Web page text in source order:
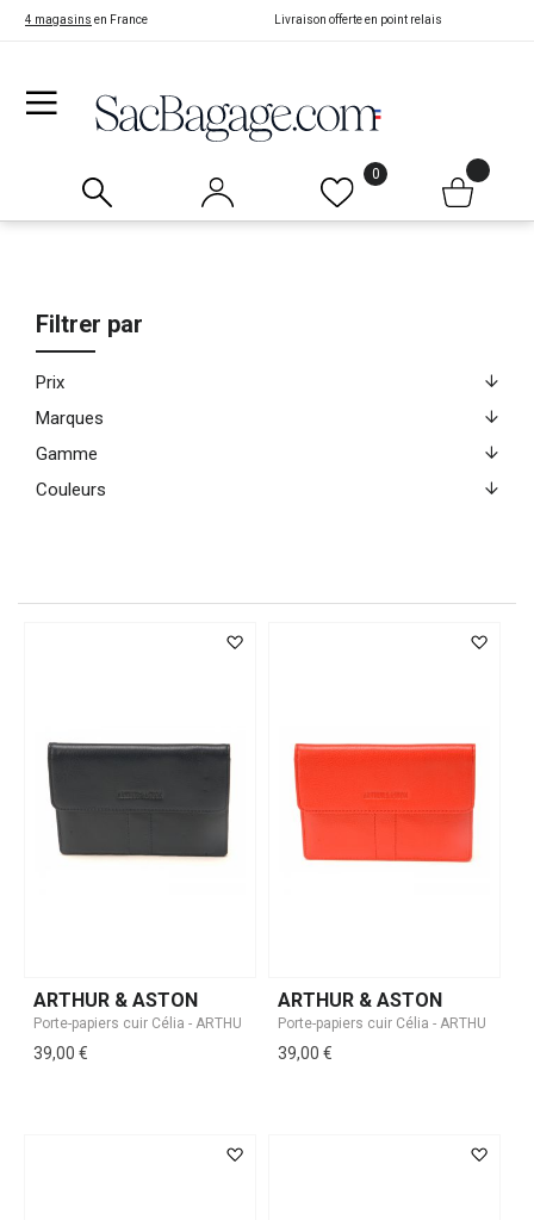
4 magasins en France Livraison offerte en point relais
0
ARTHUR & ASTON
39,00 €
ARTHUR & ASTON
39,00 €
Filtrer par
Prix
Marques
Gamme
Couleurs